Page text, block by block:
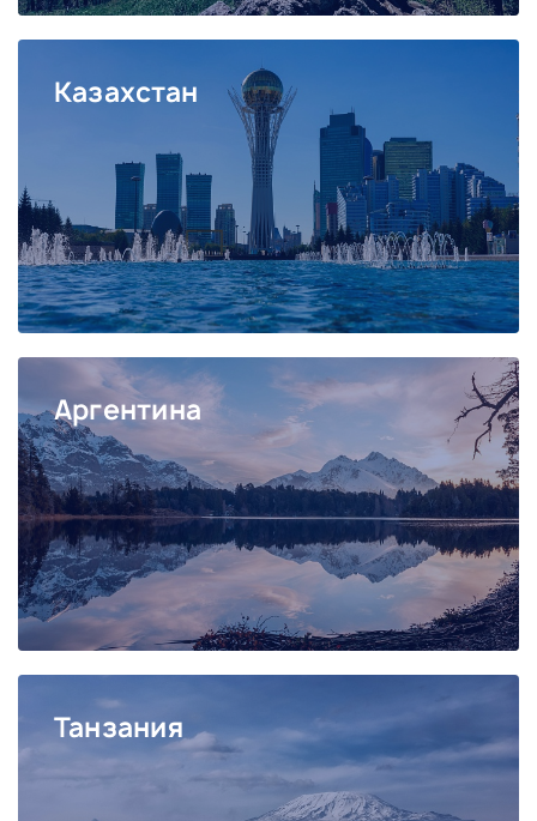
Казахстан
Аргентина
Танзания